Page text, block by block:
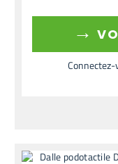
→